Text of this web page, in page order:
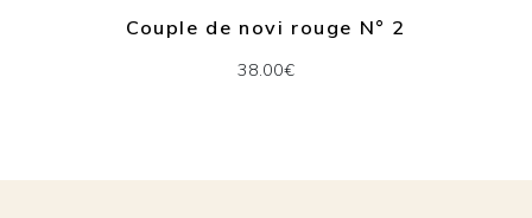
Couple de novi rouge N° 2
38.00€